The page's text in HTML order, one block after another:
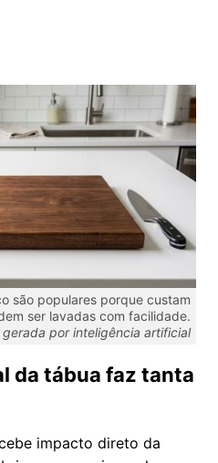
são populares porque custam
ser lavadas com facilidade.
gerada por inteligência artificial
da tábua faz tanta
impacto direto da